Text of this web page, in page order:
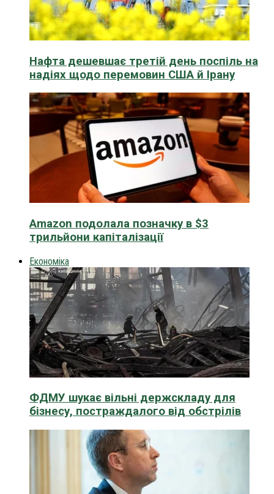
Нафта дешевшає третій день поспіль на
надіях щодо перемовин США й Ірану
Amazon подолала позначку в $3
трильйони капіталізації
Економіка
ФДМУ шукає вільні держскладу для
бізнесу, постраждалого від обстрілів